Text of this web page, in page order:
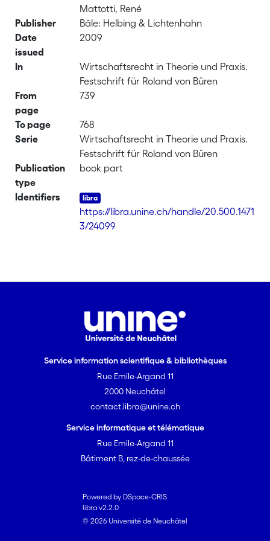
Mattotti, René
Publisher
Bâle: Helbing & Lichtenhahn
Date
issued
2009
In
Wirtschaftsrecht in Theorie und Praxis.
Festschrift für Roland von Büren
From
page
739
To page
768
Serie
Wirtschaftsrecht in Theorie und Praxis.
Festschrift für Roland von Büren
Publication
type
book part
Identifiers
https://libra.unine.ch/handle/20.500.1471
3/24099
Service information scientifique & bibliothèques
Rue Emile-Argand 11
2000 Neuchâtel
contact.libra@unine.ch
Service informatique et télématique
Rue Emile-Argand 11
Bâtiment B, rez-de-chaussée
Powered by DSpace-CRIS
libra v2.2.0
© 2026 Université de Neuchâtel